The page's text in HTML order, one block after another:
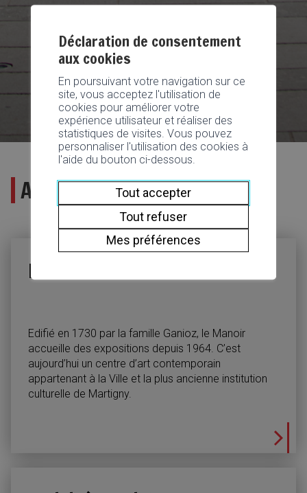
Art et Culture
Manoir de la Ville
Edifié en 1730 par la famille Ganioz, le Manoir
accueille des expositions depuis 1964. C’est
aujourd’hui un centre d’art contemporain
appartenant à la Ville et la plus ancienne institution
culturelle de Martigny.
Déclaration de consentement
aux cookies
En poursuivant votre navigation sur ce
site, vous acceptez l'utilisation de
cookies pour améliorer votre
expérience utilisateur et réaliser des
statistiques de visites. Vous pouvez
personnaliser l'utilisation des cookies à
l'aide du bouton ci-dessous.
Tout accepter
Tout refuser
Mes préférences